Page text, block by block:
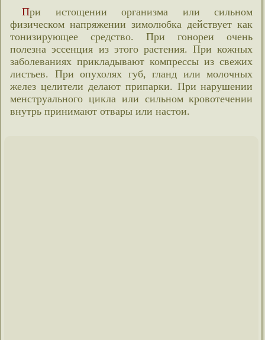
При истощении организма или сильном
физическом напряжении зимолюбка действует как
тонизирующее средство. При гонореи очень
полезна эссенция из этого растения. При кожных
заболеваниях прикладывают компрессы из свежих
листьев. При опухолях губ, гланд или молочных
желез целители делают припарки. При нарушении
менструального цикла или сильном кровотечении
внутрь принимают отвары или настои.